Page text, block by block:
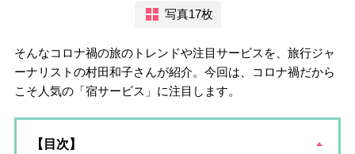
写真17枚
そんなコロナ禍の旅のトレンドや注目サービスを、旅行ジャ
ーナリストの村田和子さんが紹介。今回は、コロナ禍だから
こそ人気の「宿サービス」に注目します。
【目次】